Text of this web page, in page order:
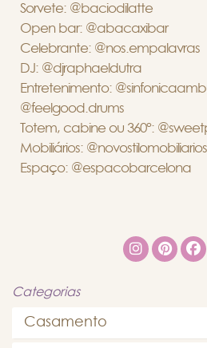
Sorvete: @baciodilatte
Open bar: @abacaxibar
Celebrante: @nos.empalavras
DJ: @djraphaeldutra
Entretenimento:
@feelgood.drums
Totem, cabine ou 360°:
Mobiliários: @novostilomobiliarios
Espaço: @espacobarcelona
Categorias
Casamento